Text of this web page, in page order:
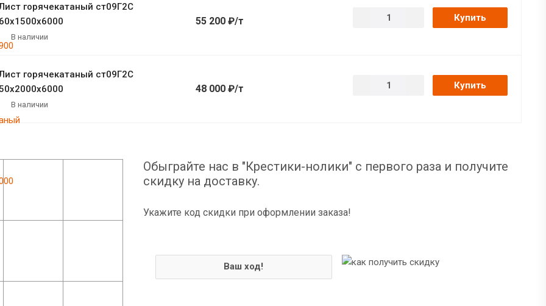
горячекатаный ст09Г2С
В наличии
55 200 ₽/т Купить
горячекатаный ст09Г2С
В наличии
48 000 ₽/т Купить
Обыграйте нас в "Крестики-нолики" с первого раза и получите
скидку на доставку.
Укажите код скидки при оформлении заказа!
Ваш ход!